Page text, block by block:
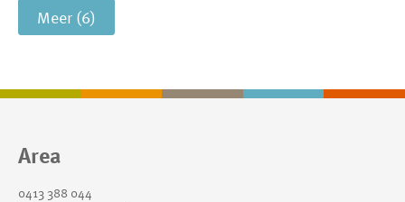
Meer (6)
Contactinformatie
Area
0413 388 044